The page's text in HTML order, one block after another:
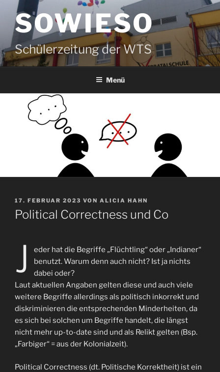
Inhalt
springenSOWIESO
Schülerzeitung der WTS
Menü
VERÖFFENTLICHT
AM
17. FEBRUAR 2023 VON ALICIA HAHN
Political Correctness und Co
J
eder hat die Begriffe „Flüchtling“ oder „Indianer“
benutzt. Warum denn auch nicht? Ist ja nichts
dabei oder?
Laut aktuellen Angaben gelten diese und auch viele
weitere Begriffe allerdings als politisch inkorrekt und
diskriminieren die entsprechenden Minderheiten, da
es sich bei solchen um Begriffe handelt, die längst
nicht mehr up-to-date sind und als Relikt gelten (Bsp.
„Farbiger“ = aus der Kolonialzeit).
Political Correctness (dt. Politische Korrektheit) ist ein